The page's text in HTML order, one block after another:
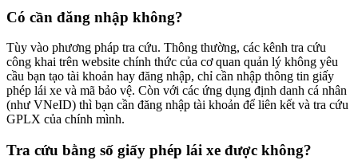
Có cần đăng nhập không?
Tùy vào phương pháp tra cứu. Thông thường, các kênh tra cứu
công khai trên website chính thức của cơ quan quản lý không yêu
cầu bạn tạo tài khoản hay đăng nhập, chỉ cần nhập thông tin giấy
phép lái xe và mã bảo vệ. Còn với các ứng dụng định danh cá nhân
(như VNeID) thì bạn cần đăng nhập tài khoản để liên kết và tra cứu
GPLX của chính mình.
Tra cứu bằng số giấy phép lái xe được không?